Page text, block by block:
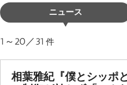
ニュース
1～20／31 件
相葉雅紀『僕とシッポ